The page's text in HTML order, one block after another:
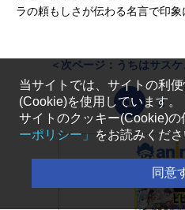
ラの頼もしさが伝わる名言で印象
＜次ページ：うちはサス
1 2
当サイトでは、サイトの利
(Cookie)を使用しています。
サイトのクッキー(Cookie)の
ーポリシー」
をお読みくださ
同意